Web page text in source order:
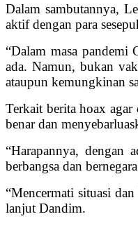
Dalam sambutannya,
aktif dengan para
“Dalam masa pandemi
ada. Namun, bukan
ataupun kemungkinan
Terkait berita hoax
benar dan
“Harapannya, dengan
berbangsa dan
“Mencermati situasi
lanjut Dandim.